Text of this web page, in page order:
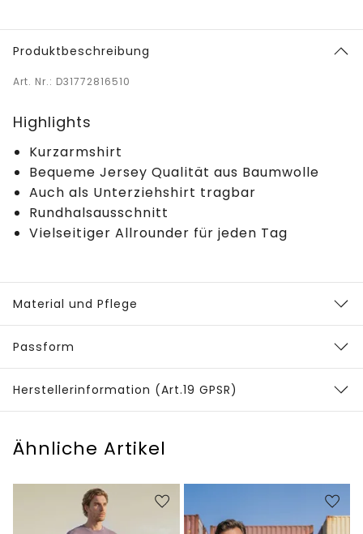
Produktbeschreibung
Art. Nr.: D31772816510
Highlights
Kurzarmshirt
Bequeme Jersey Qualität aus Baumwolle
Auch als Unterziehshirt tragbar
Rundhalsausschnitt
Vielseitiger Allrounder für jeden Tag
Material und Pflege
Passform
Herstellerinformation (Art.19 GPSR)
Ähnliche Artikel